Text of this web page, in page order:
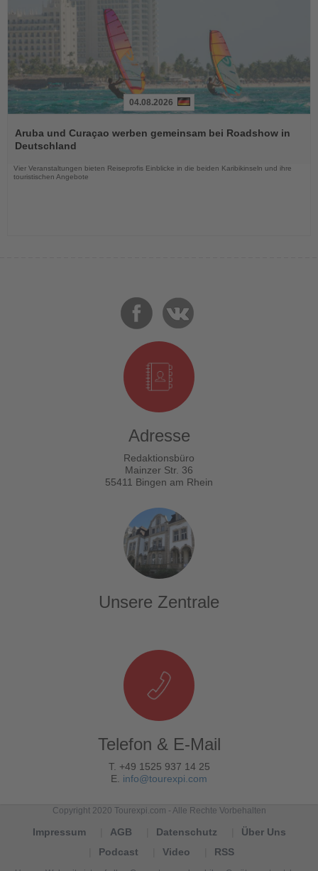
Sie
die
04.08.2026
Aruba und Curaçao werben gemeinsam bei Roadshow in
Deutschland
Vier Veranstaltungen bieten Reiseprofis Einblicke in die beiden Karibikinseln und ihre
touristischen Angebote
Adresse
Redaktionsbüro
Mainzer Str. 36
55411 Bingen am Rhein
Unsere Zentrale
Telefon & E-Mail
T. +49 1525 937 14 25
E. info@tourexpi.com
Copyright 2020 Tourexpi.com - Alle Rechte Vorbehalten
Impressum AGB Datenschutz
Über Uns
Podcast
Video RSS